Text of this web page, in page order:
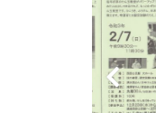
けん玉情報